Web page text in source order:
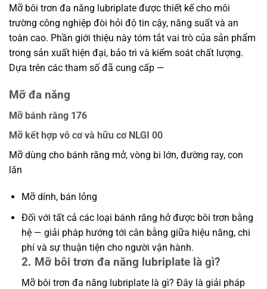
Mỡ bôi trơn đa năng lubriplate được thiết kế cho môi
trường công nghiệp đòi hỏi độ tin cậy, năng suất và an
toàn cao. Phần giới thiệu này tóm tắt vai trò của sản phẩm
trong sản xuất hiện đại, bảo trì và kiểm soát chất lượng.
Dựa trên các tham số đã cung cấp —
Mỡ đa năng
Mỡ bánh răng 176
Mỡ kết hợp vô cơ và hữu cơ NLGI 00
Mỡ dùng cho bánh răng mở, vòng bi lớn, đường ray, con
lăn
Mỡ dính, bán lỏng
Đối với tất cả các loại bánh răng hở được bôi trơn bằng
hệ — giải pháp hướng tới cân bằng giữa hiệu năng, chi
phí và sự thuận tiện cho người vận hành.
2. Mỡ bôi trơn đa năng lubriplate là gì?
Mỡ bôi trơn đa năng lubriplate là gì? Đây là giải pháp